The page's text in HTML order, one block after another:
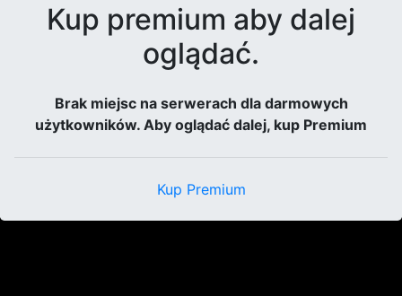
Kup premium aby dalej
oglądać.
Brak miejsc na serwerach dla darmowych
użytkowników. Aby oglądać dalej, kup Premium
Kup Premium